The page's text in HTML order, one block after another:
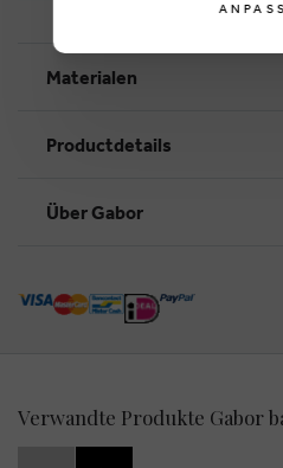
Materialen
Productdetails
Über Gabor
Verwandte Produkte Gabor